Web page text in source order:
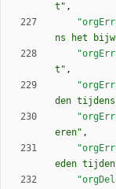
t" ,
ns het
t" ,
den
eren" ,
eden